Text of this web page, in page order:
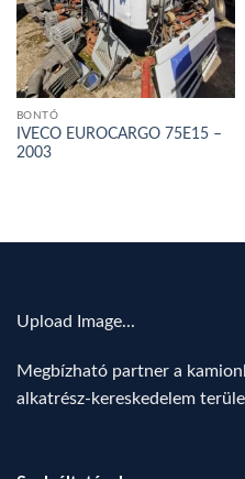
BONTÓ
IVECO EUROCARGO 75E15 –
2003
Upload Image...
Megbízható partner a
alkatrész-kereskedelem